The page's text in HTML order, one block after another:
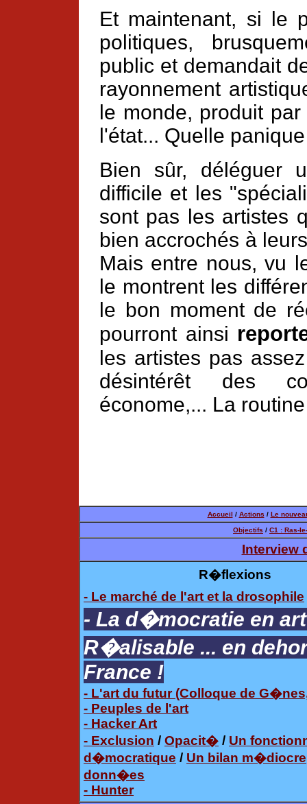
Et maintenant, si le
politiques,
public et demandait
rayonnement
le monde, produit
l'état... Quelle
Bien sûr, déléguer
difficile et les
sont pas les artistes
bien accrochés à
Mais entre nous, vu
le montrent les
le bon moment de
pourront ainsi
les artistes pas
désintérêt des
économe,... La
Accueil / Actions / Le
Objectifs / C1 : Ras-
Interview
R�flexions
- Le marché de l'art et la drosophile
- La d�mocratie en
R�alisable ... en
France !
- L'art du futur (Colloque de
- Peuples de l'art
- Hacker Art
- Exclusion / Opacit� / Un
d�mocratique / Un bilan m�diocre
donn�es
- Hunter